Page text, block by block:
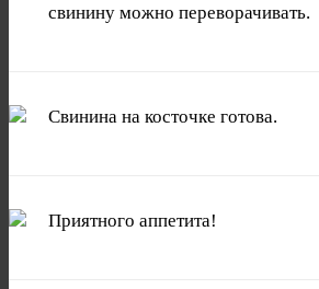
свинину можно переворачивать.
Свинина на косточке готова.
Приятного аппетита!